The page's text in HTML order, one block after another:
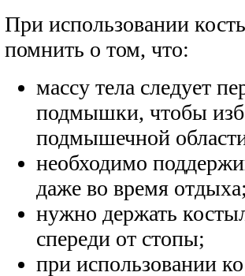
При использовании
помнить о том, что:
массу тела следует
подмышки, чтобы
подмышечной
необходимо
даже во время
нужно держать
спереди от стопы;
при использовании